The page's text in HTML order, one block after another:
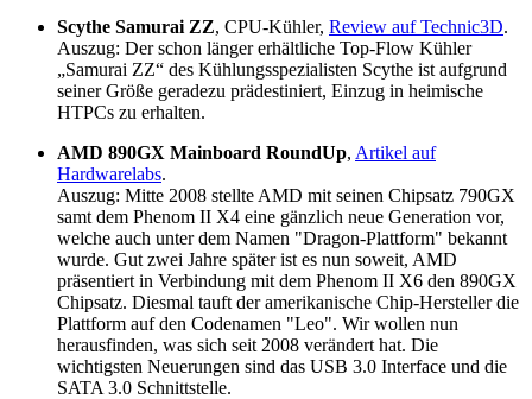
Scythe Samurai ZZ, CPU-Kühler, Review auf Technic3D.
Auszug: Der schon länger erhältliche Top-Flow Kühler
„Samurai ZZ“ des Kühlungsspezialisten Scythe ist aufgrund
seiner Größe geradezu prädestiniert, Einzug in heimische
HTPCs zu erhalten.
AMD 890GX Mainboard RoundUp, Artikel auf
Hardwarelabs.
Auszug: Mitte 2008 stellte AMD mit seinen Chipsatz 790GX
samt dem Phenom II X4 eine gänzlich neue Generation vor,
welche auch unter dem Namen "Dragon-Plattform" bekannt
wurde. Gut zwei Jahre später ist es nun soweit, AMD
präsentiert in Verbindung mit dem Phenom II X6 den 890GX
Chipsatz. Diesmal tauft der amerikanische Chip-Hersteller die
Plattform auf den Codenamen "Leo". Wir wollen nun
herausfinden, was sich seit 2008 verändert hat. Die
wichtigsten Neuerungen sind das USB 3.0 Interface und die
SATA 3.0 Schnittstelle.